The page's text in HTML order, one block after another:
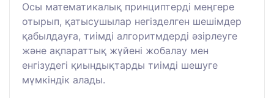
Осы математикалық принциптерді меңгере
отырып, қатысушылар негізделген шешімдер
қабылдауға, тиімді алгоритмдерді әзірлеуге
және ақпараттық жүйені жобалау мен
енгізудегі қиындықтарды тиімді шешуге
мүмкіндік алады.